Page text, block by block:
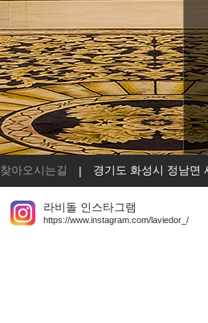
찾아오시는길 | 경기도 화성시 정남면
라비돌 인스타그램
https://www.instagram.com/laviedor_/